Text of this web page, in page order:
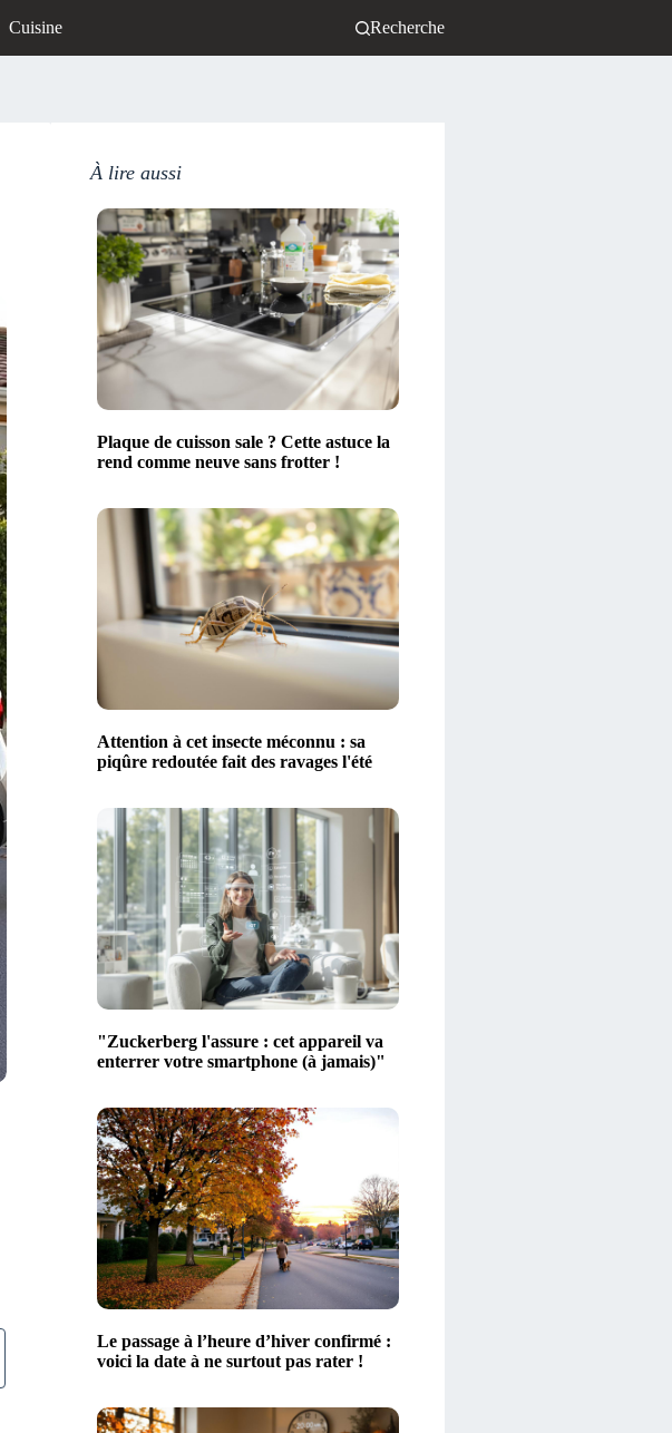
Cuisine Recherche
À lire aussi
Plaque de cuisson sale ? Cette astuce la
rend comme neuve sans frotter !
Attention à cet insecte méconnu : sa
piqûre redoutée fait des ravages l'été
"Zuckerberg l'assure : cet appareil va
enterrer votre smartphone (à jamais)"
Le passage à l’heure d’hiver confirmé :
voici la date à ne surtout pas rater !